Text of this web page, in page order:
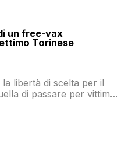
un free-vax
Torinese
libertà di scelta per il
di passare per vittime
non possono entrare a
genitore preoccupato